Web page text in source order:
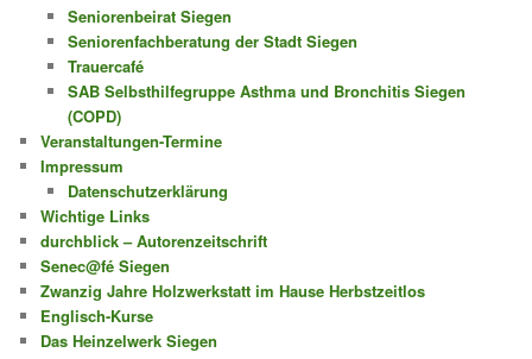
Seniorenbeirat Siegen
Seniorenfachberatung der Stadt Siegen
Trauercafé
SAB Selbsthilfegruppe Asthma und Bronchitis Siegen
(COPD)
Veranstaltungen-Termine
Impressum
Datenschutzerklärung
Wichtige Links
durchblick – Autorenzeitschrift
Senec@fé Siegen
Zwanzig Jahre Holzwerkstatt im Hause Herbstzeitlos
Englisch-Kurse
Das Heinzelwerk Siegen